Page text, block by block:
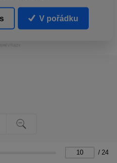
/ 24
V pořádku